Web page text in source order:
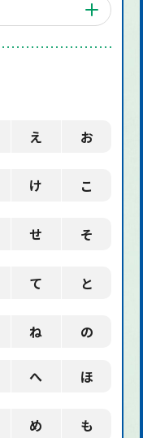
え お
け こ
せ そ
て と
ね の
へ ほ
め も